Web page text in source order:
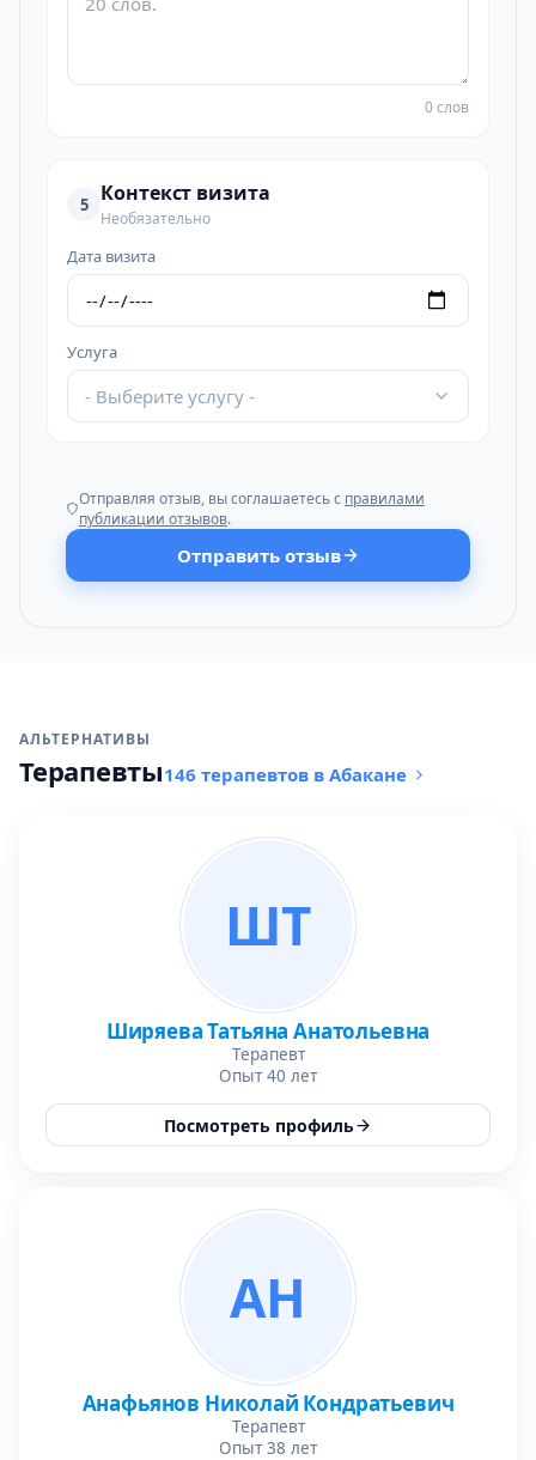
0 слов
5 Контекст визита
Необязательно
Дата визита
Услуга
- Выберите услугу -
Отправляя отзыв, вы соглашаетесь с правилами
публикации отзывов.
Отправить отзыв
АЛЬТЕРНАТИВЫ
Терапевты146 терапевтов в Абакане
ШТ
Ширяева Татьяна Анатольевна
Терапевт
Опыт 40 лет
Посмотреть профиль
АН
Анафьянов Николай Кондратьевич
Терапевт
Опыт 38 лет